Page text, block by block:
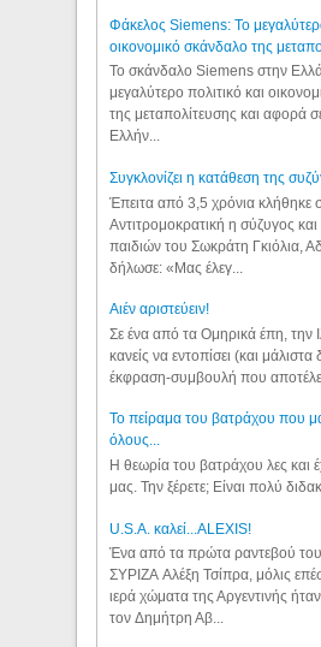
Φάκελος Siemens: Το
οικονομικό σκάνδαλο της
Το σκάνδαλο Siemens στην
μεγαλύτερο πολιτικό και
της μεταπολίτευσης και αφορά
Ελλήν...
Συγκλονίζει η κατάθεση της
Έπειτα από 3,5 χρόνια κλήθηκε
Αντιτρομοκρατική η σύζυγος
παιδιών του Σωκράτη Γκιόλια,
δήλωσε: «Μας έλεγ...
Aιέν αριστεύειν!
Σε ένα από τα Ομηρικά έπη, την
κανείς να εντοπίσει (και
έκφραση-συμβουλή που
Το πείραμα του βατράχου που
όλους...
Η θεωρία του βατράχου λες και
μας. Την ξέρετε; Είναι πολύ
U.S.A. καλεί...ALEXIS!
Ένα από τα πρώτα ραντεβού
ΣΥΡΙΖΑ Αλέξη Τσίπρα, μόλις
ιερά χώματα της Αργεντινής ήταν
τον Δημήτρη Αβ...